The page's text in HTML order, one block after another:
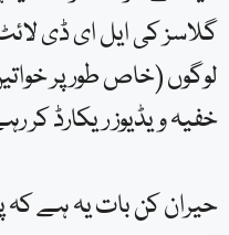
گلاسز کی ایل ای ڈی
لوگوں (خاص طور پر
خفیہ ویڈیوز ریکارڈ کر
حیران کن بات یہ ہے